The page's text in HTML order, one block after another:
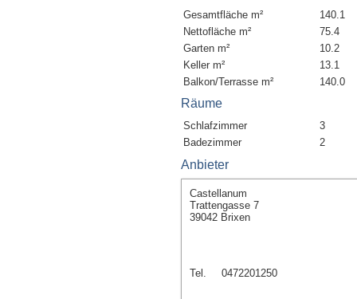
Gesamtfläche m²
140.1
Nettofläche m²
75.4
Garten m²
10.2
Keller m²
13.1
Balkon/Terrasse m²
140.0
Räume
Schlafzimmer
3
Badezimmer
2
Anbieter
Castellanum
Trattengasse 7
39042 Brixen
Tel. 0472201250